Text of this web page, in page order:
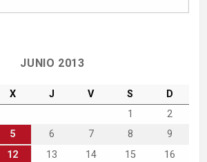
JUNIO 2013
X J V S
D
1
2
5 6 7 8
9
12 13 14 15
16